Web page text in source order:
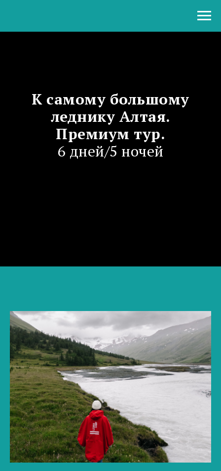
К самому большому
леднику Алтая.
Премиум тур.
6 дней/5 ночей